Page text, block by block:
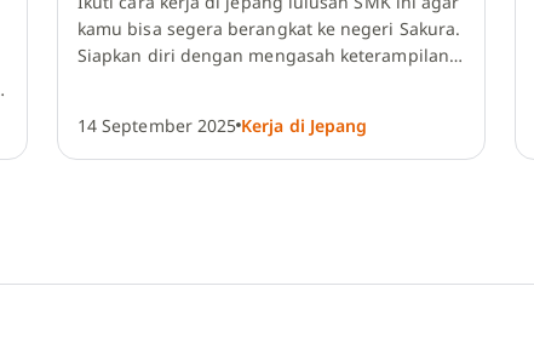
kamu bisa segera berangkat ke negeri Sakura.
Siapkan diri dengan mengasah keterampilan,
14 September 2025 Kerja di Jepang